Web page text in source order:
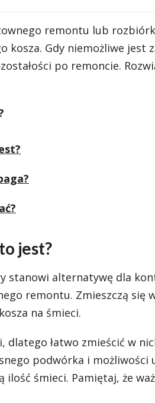
remontu lub
kosza. Gdy niemożliwe jest
po remoncie.
jest?
alternatywę dla
remontu. Zmieszczą
na śmieci.
łatwo zmieścić w
podwórka i
ilość śmieci. Pamiętaj, że